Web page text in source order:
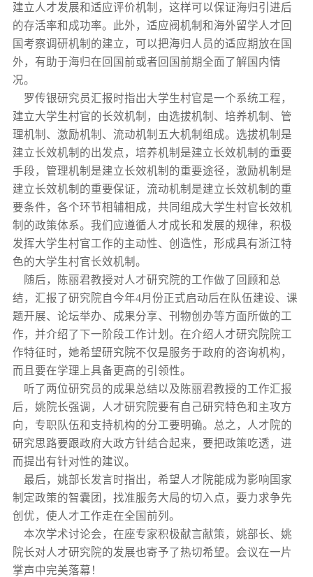
建立人才发展和适应评价机制，这样可以保证海归引进后
的存活率和成功率。此外，适应阀机制和海外留学人才回
国考察调研机制的建立，可以把海归人员的适应期放在国
外，有助于海归在回国前或者回国前期全面了解国内情
况。
罗传银研究员汇报时指出大学生村官是一个系统工程，
建立大学生村官的长效机制，由选拔机制、培养机制、管
理机制、激励机制、流动机制五大机制组成。选拔机制是
建立长效机制的出发点，培养机制是建立长效机制的重要
手段，管理机制是建立长效机制的重要途径，激励机制是
建立长效机制的重要保证，流动机制是建立长效机制的重
要条件，各个环节相辅相成，共同组成大学生村官长效机
制的政策体系。我们应遵循人才成长和发展的规律，积极
发挥大学生村官工作的主动性、创造性，形成具有浙江特
色的大学生村官长效机制。
随后，陈丽君教授对人才研究院的工作做了回顾和总
结，汇报了研究院自今年4月份正式启动后在队伍建设、课
题开展、论坛举办、成果分享、刊物创办等方面所做的工
作，并介绍了下一阶段工作计划。在介绍人才研究院院工
作特征时，她希望研究院不仅是服务于政府的咨询机构，
而且要在学理上具备更高的引领性。
听了两位研究员的成果总结以及陈丽君教授的工作汇报
后，姚院长强调，人才研究院要有自己研究特色和主攻方
向，专职队伍和支持机构的分工要明确。总之，人才院的
研究思路要跟政府大政方针结合起来，要把政策吃透，进
而提出有针对性的建议。
最后，姚部长发言时指出，希望人才院能成为影响国家
制定政策的智囊团，找准服务大局的切入点，要力求争先
创优，使人才工作走在全国前列。
本次学术讨论会，在座专家积极献言献策，姚部长、姚
院长对人才研究院的发展也寄予了热切希望。会议在一片
掌声中完美落幕！